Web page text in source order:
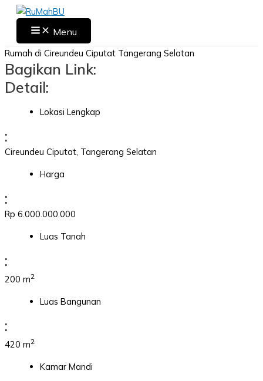
Skip
content
Main
Menu Menu
Rumah di Cireundeu Ciputat Tangerang Selatan
Bagikan Link:
Detail:
Lokasi Lengkap
:
Cireundeu Ciputat, Tangerang Selatan
Harga
:
Rp 6.000.000.000
Luas Tanah
:
200 m2
Luas Bangunan
:
420 m2
Kamar Mandi